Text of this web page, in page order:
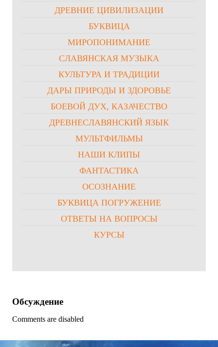
ДРЕВНИЕ ЦИВИЛИЗАЦИИ
БУКВИЦА
МИРОПОНИМАНИЕ
СЛАВЯНСКАЯ МУЗЫКА
КУЛЬТУРА И ТРАДИЦИИ
ДАРЫ ПРИРОДЫ И ЗДОРОВЬЕ
БОЕВОЙ ДУХ, КАЗАЧЕСТВО
ДРЕВНЕСЛАВЯНСКИЙ ЯЗЫК
МУЛЬТФИЛЬМЫ
НАШИ КЛИПЫ
ФАНТАСТИКА
ОСОЗНАНИЕ
БУКВИЦА ПОГРУЖЕНИЕ
ОТВЕТЫ НА ВОПРОСЫ
КУРСЫ
Обсуждение
Comments are disabled